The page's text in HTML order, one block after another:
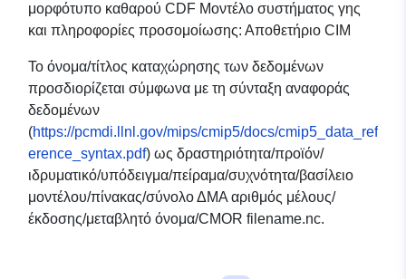
μορφότυπο καθαρού CDF Μοντέλο συστήματος γης
και πληροφορίες προσομοίωσης: Αποθετήριο CIM
Το όνομα/τίτλος καταχώρησης των δεδομένων
προσδιορίζεται σύμφωνα με τη σύνταξη αναφοράς
δεδομένων
(https://pcmdi.llnl.gov/mips/cmip5/docs/cmip5_data_ref
erence_syntax.pdf) ως δραστηριότητα/προϊόν/
ιδρυματικό/υπόδειγμα/πείραμα/συχνότητα/βασίλειο
μοντέλου/πίνακας/σύνολο ΔΜΑ αριθμός μέλους/
έκδοσης/μεταβλητό όνομα/CMOR filename.nc.